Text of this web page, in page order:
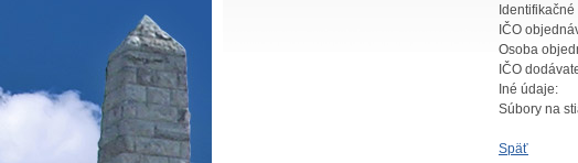
IČO
Osoba
IČO
Iné údaje:
Súbory na
Späť